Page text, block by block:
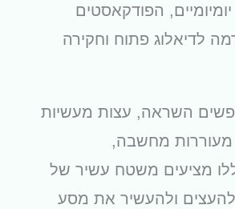
הפודקאסטים
לדיאלוג פתוח וחקירה
השראה, עצות מעשיות
מעוררות מחשבה,
מציעים משטח עשיר של
להעצים ולהעשיר את מסע